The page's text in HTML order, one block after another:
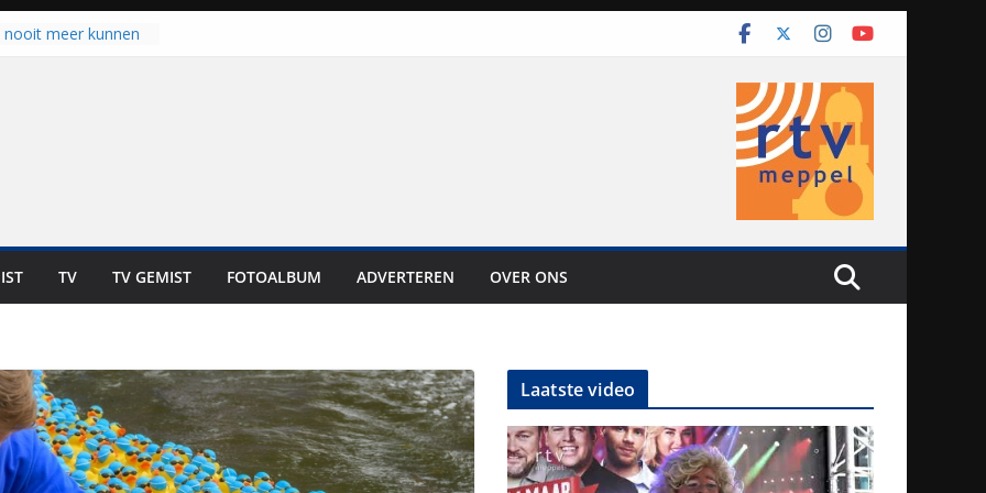
nooit meer kunnen
in gebruik
“Dit is altijd een
TV TV GEMIST FOTOALBUM ADVERTEREN OVER ONS
Laatste video